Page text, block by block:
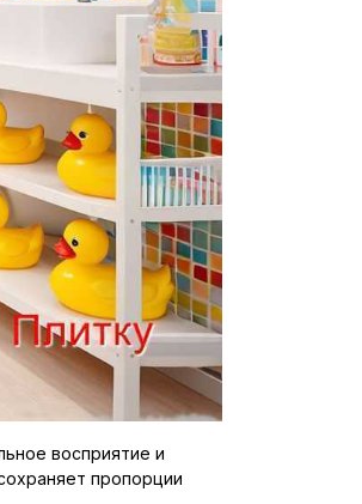
восприятие и
пропорции